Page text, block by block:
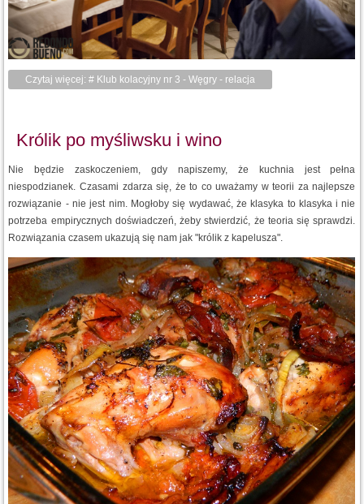
Czytaj więcej: # Klub kolacyjny nr 3 - Węgry - relacja
Królik po myśliwsku i wino
Nie będzie zaskoczeniem, gdy napiszemy, że kuchnia jest pełna
niespodzianek. Czasami zdarza się, że to co uważamy w teorii za najlepsze
rozwiązanie - nie jest nim. Mogłoby się wydawać, że klasyka to klasyka i nie
potrzeba empirycznych doświadczeń, żeby stwierdzić, że teoria się sprawdzi.
Rozwiązania czasem ukazują się nam jak "królik z kapelusza".